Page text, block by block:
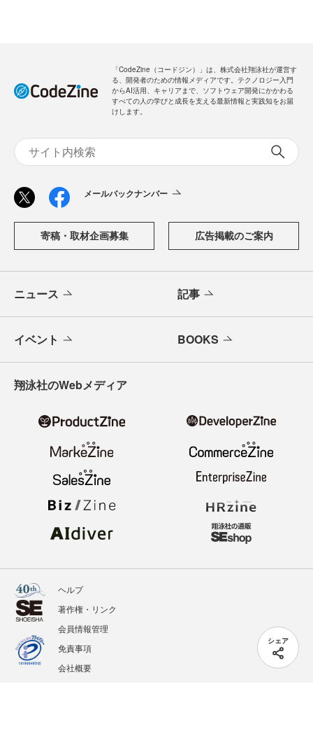
シェア
「CodeZine（コードジン）」は、株式会社翔泳社が運営す
る、開発者のための情報メディアです。テクノロジー入門
からAI活用、キャリアまで、ソフトウェア開発にかかわる
すべての人の学びと成長を支える最新情報と実践知をお届
けします。
メールバックナンバー
寄稿・取材企画募集 広告掲載のご案内
ニュース 記事
イベント BOOKS
翔泳社のWebメディア
ヘルプ
著作権・リンク
会員情報管理
免責事項
会社概要